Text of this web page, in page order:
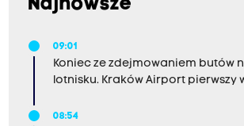
Najnowsze
09:01
Koniec ze zdejmowaniem butów
lotnisku. Kraków Airport pierwszy
08:54